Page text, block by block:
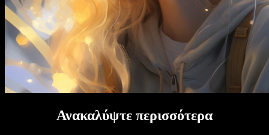
Ανακαλύψτε περισσότερα